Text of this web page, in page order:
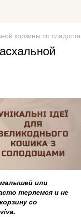
корзины со
малышей или
теряемся и не
со